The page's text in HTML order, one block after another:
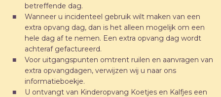
betreffende dag.
Wanneer u incidenteel gebruik wilt maken van een
extra opvang dag, dan is het alleen mogelijk om een
hele dag af te nemen. Een extra opvang dag wordt
achteraf gefactureerd.
Voor uitgangspunten omtrent ruilen en aanvragen van
extra opvangdagen, verwijzen wij u naar ons
informatieboekje.
U ontvangt van Kinderopvang Koetjes en Kalfjes een